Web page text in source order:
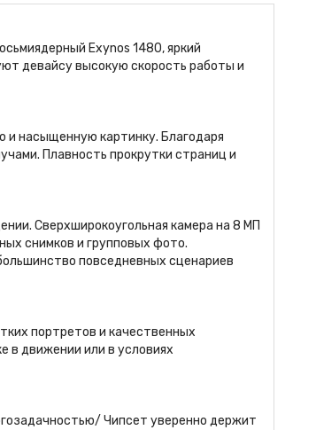
Exynos 1480, яркий
девайсу высокую скорость работы и
и насыщенную картинку. Благодаря
Плавность прокрутки страниц и
Сверхширокоугольная камера на 8 МП
снимков и групповых фото.
повседневных сценариев
портретов и качественных
в движении или в условиях
Чипсет уверенно держит